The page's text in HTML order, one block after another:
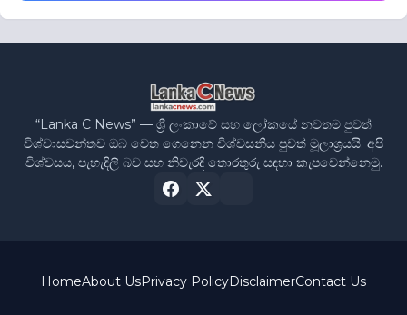
“Lanka C News” — ශ්‍රී ලංකාවේ සහ ලෝකයේ නවතම පුවත්
විශ්වාසවන්තව ඔබ වෙත ගෙනෙන විශ්වසනීය පුවත් මූලාශ්‍රයයි. අපි
විශ්වසය, පැහැදිලි බව සහ නිවැරදි තොරතුරු සඳහා කැපවෙන්නෙමු.
HomeAbout UsPrivacy PolicyDisclaimerContact Us